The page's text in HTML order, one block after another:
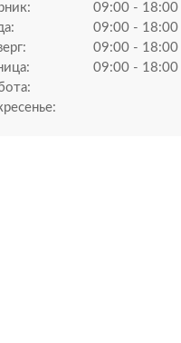
09:00 - 18:00
09:00 - 18:00
09:00 - 18:00
09:00 - 18:00